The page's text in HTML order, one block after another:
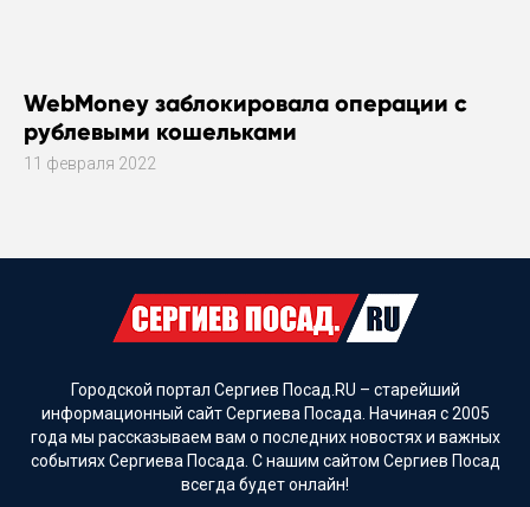
WebMoney заблокировала операции с
рублевыми кошельками
11 февраля 2022
Городской портал Сергиев Посад.RU – старейший
информационный сайт Сергиева Посада. Начиная с 2005
года мы рассказываем вам о последних новостях и важных
событиях Сергиева Посада. С нашим сайтом Сергиев Посад
всегда будет онлайн!